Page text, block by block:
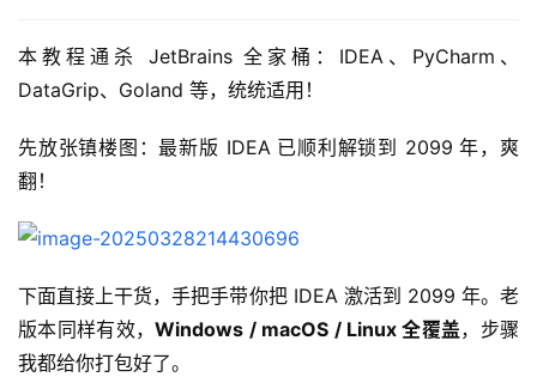
本教程通杀 JetBrains 全家桶：IDEA、PyCharm、
DataGrip、Goland 等，统统适用！
先放张镇楼图：最新版 IDEA 已顺利解锁到 2099 年，爽
翻！
下面直接上干货，手把手带你把 IDEA 激活到 2099 年。老
版本同样有效，Windows / macOS / Linux 全覆盖，步骤
我都给你打包好了。